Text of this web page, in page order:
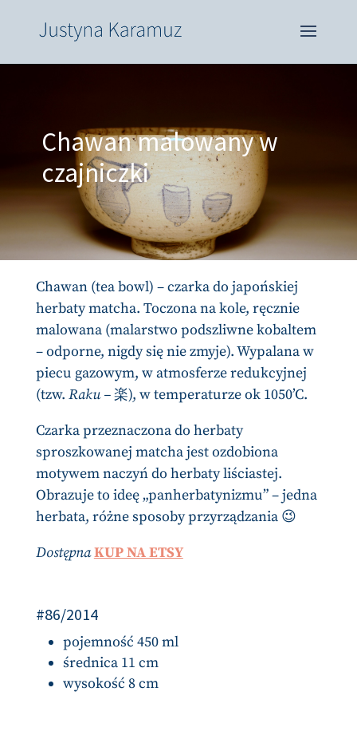
Chawan malowany w
czajniczki
Chawan (tea bowl) – czarka do japońskiej
herbaty matcha. Toczona na kole, ręcznie
malowana (malarstwo podszliwne kobaltem
– odporne, nigdy się nie zmyje). Wypalana w
piecu gazowym, w atmosferze redukcyjnej
(tzw. Raku –楽), w temperaturze ok 1050’C.
Czarka przeznaczona do herbaty
sproszkowanej matcha jest ozdobiona
motywem naczyń do herbaty liściastej.
Obrazuje to ideę „panherbatynizmu” – jedna
herbata, różne sposoby przyrządzania 😉
DostępnaKUP NA ETSY
#86/2014
pojemność 450 ml
średnica 11 cm
wysokość 8 cm